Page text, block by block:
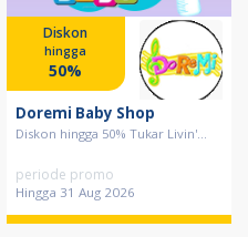
Diskon
hingga
50%
Doremi Baby Shop
Diskon hingga 50% Tukar Livin'...
periode promo
Hingga 31 Aug 2026